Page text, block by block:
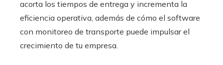
acorta los tiempos de entrega y incrementa la
eficiencia operativa, además de cómo el software
con monitoreo de transporte puede impulsar el
crecimiento de tu empresa.